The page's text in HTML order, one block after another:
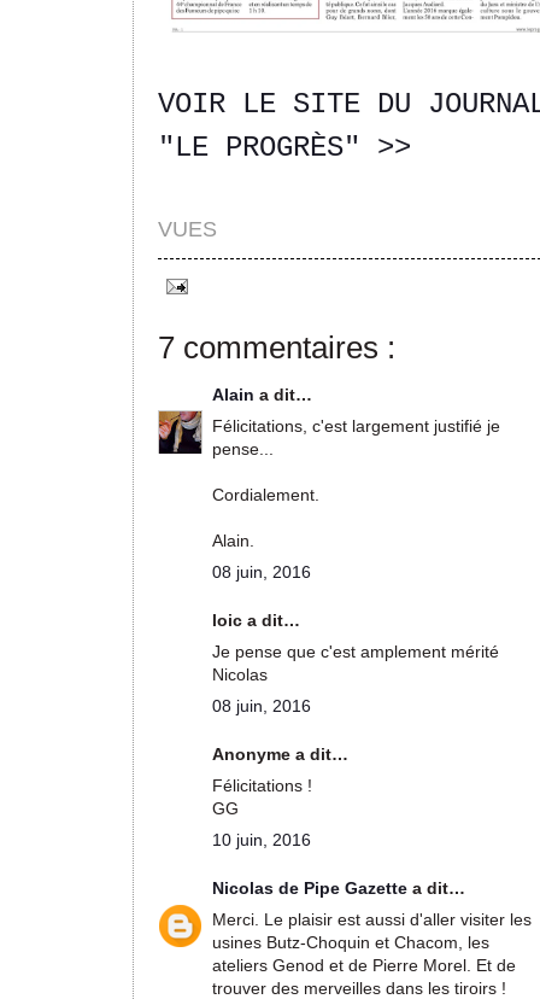
VOIR LE SITE DU
"LE PROGRÈS" >>
VUES
7 commentaires :
Alain a dit…
Félicitations, c'est largement justifié je
pense...
Cordialement.
Alain.
08 juin, 2016
loic a dit…
Je pense que c'est amplement mérité
Nicolas
08 juin, 2016
Anonyme a dit…
Félicitations !
GG
10 juin, 2016
Nicolas de Pipe Gazette a dit…
Merci. Le plaisir est aussi d'aller visiter les
usines Butz-Choquin et Chacom, les
ateliers Genod et de Pierre Morel. Et de
trouver des merveilles dans les tiroirs !